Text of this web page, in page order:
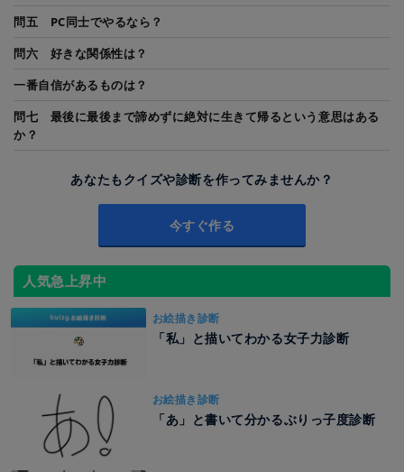
問五 PC同士でやるなら？
問六 好きな関係性は？
一番自信があるものは？
問七 最後に最後まで諦めずに絶対に生きて帰るという意思はある
か？
あなたもクイズや診断を作ってみませんか？
今すぐ作る
人気急上昇中
お絵描き診断
「私」と描いてわかる女子力診断
お絵描き診断
「あ」と書いて分かるぶりっ子度診断